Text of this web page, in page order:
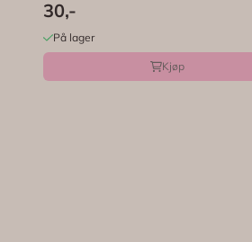
30,-
På lager
Kjøp